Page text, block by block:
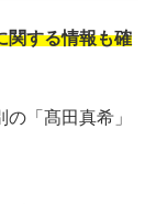
関する情報も確
「髙田真希」